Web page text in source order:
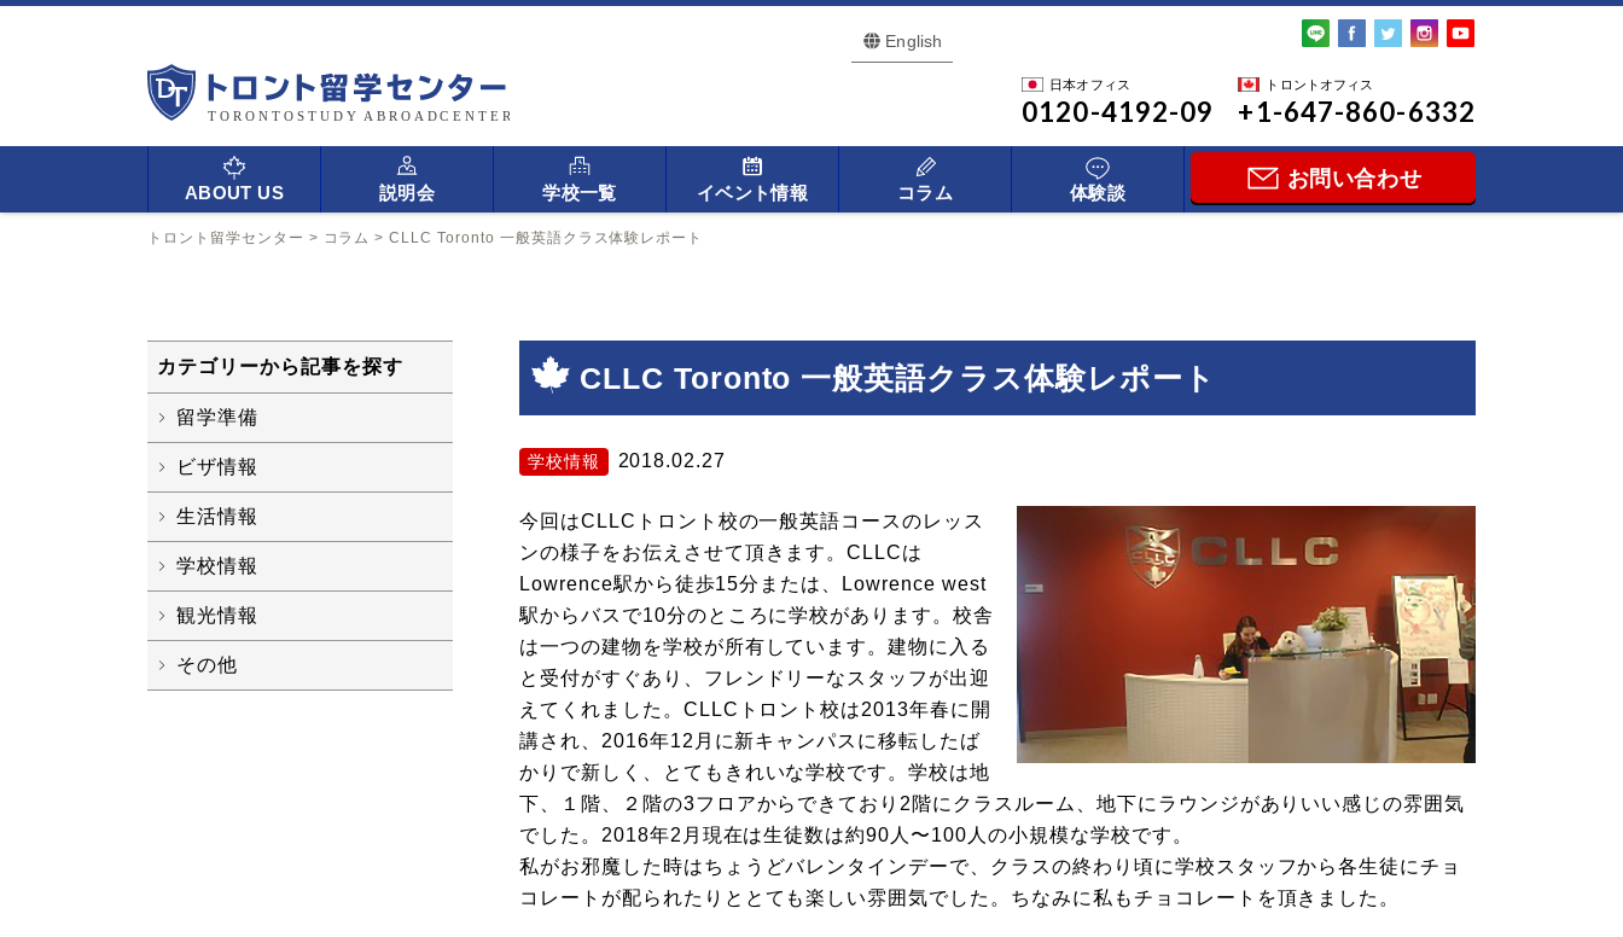
English
日本オフィス
0120-4192-09
トロントオフィス
+1-647-860-6332
ABOUT US 説明会 学校一覧 イベント情報 コラム 体験談
お問い合わせ
トロント留学センター > コラム >CLLC Toronto 一般英語クラス体験レポート
CLLC Toronto 一般英語クラス体験レポート
学校情報 2018.02.27
今回はCLLCトロント校の一般英語コースのレッス
ンの様子をお伝えさせて頂きます。CLLCは
Lowrence駅から徒歩15分または、Lowrence west
駅からバスで10分のところに学校があります。校舎
は一つの建物を学校が所有しています。建物に入る
と受付がすぐあり、フレンドリーなスタッフが出迎
えてくれました。CLLCトロント校は2013年春に開
講され、2016年12月に新キャンパスに移転したば
かりで新しく、とてもきれいな学校です。学校は地
下、１階、２階の3フロアからできており2階にクラスルーム、地下にラウンジがありいい感じの雰囲気
でした。2018年2月現在は生徒数は約90人〜100人の小規模な学校です。
私がお邪魔した時はちょうどバレンタインデーで、クラスの終わり頃に学校スタッフから各生徒にチョ
コレートが配られたりととても楽しい雰囲気でした。ちなみに私もチョコレートを頂きました。
カテゴリーから記事を探す
留学準備
ビザ情報
生活情報
学校情報
観光情報
その他